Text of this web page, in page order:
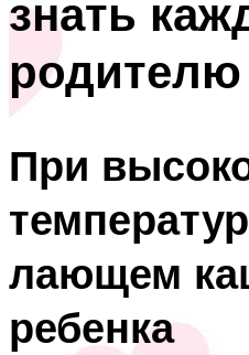
знать
родителю
При
лающем
ребенка